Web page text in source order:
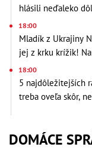
hlásili neďaleko
18:00
Mladík z Ukrajiny
jej z krku krížik!
18:00
5 najdôležitejších
treba oveľa skôr,
DOMÁCE